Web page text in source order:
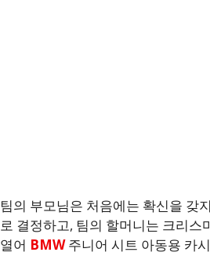
팀의 부모님은 처음에는 확신을 갖
로 결정하고, 팀의 할머니는 크리
열어 BMW주니어 시트 아동용 카